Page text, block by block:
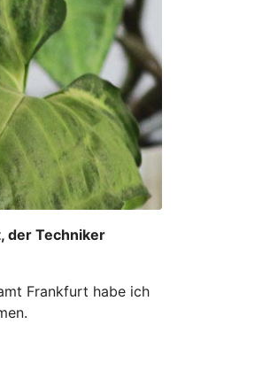
der Techniker
Frankfurt habe ich